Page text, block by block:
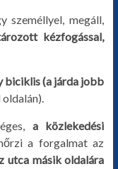
személlyel, megáll,
kézfogással,
biciklis (a járda jobb
a közlekedési
a forgalmat az
utca másik oldalára